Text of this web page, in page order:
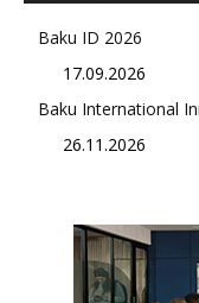
Baku ID 2026
17.09.2026
Baku International
26.11.2026